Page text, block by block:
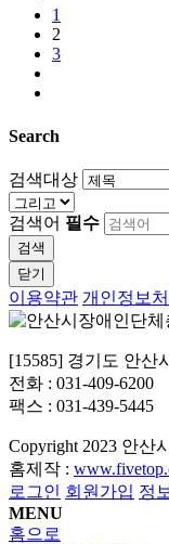
1
2
3
Search
검색대상
검색어 필수
검색
닫기
이용약관 개인정보
[15585] 경기도 안산
전화 : 031-409-6200
팩스 : 031-439-5445
Copyright 2023 안산
홈제작 :
로그인 회원가입 정
MENU
홈으로